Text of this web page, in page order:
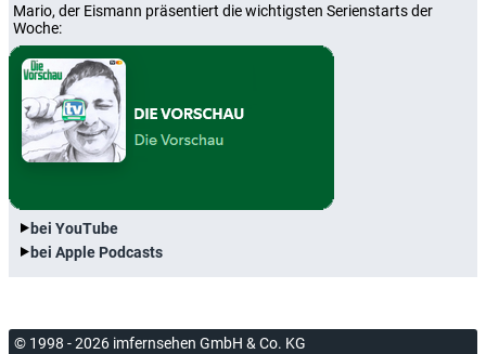
Mario, der Eismann präsentiert die wichtigsten Serienstarts der
Woche:
bei YouTube
bei Apple Podcasts
© 1998 - 2026 imfernsehen GmbH & Co. KG